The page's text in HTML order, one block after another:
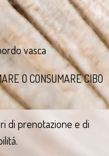
vasca
O CONSUMARE CIBO
di prenotazione e di